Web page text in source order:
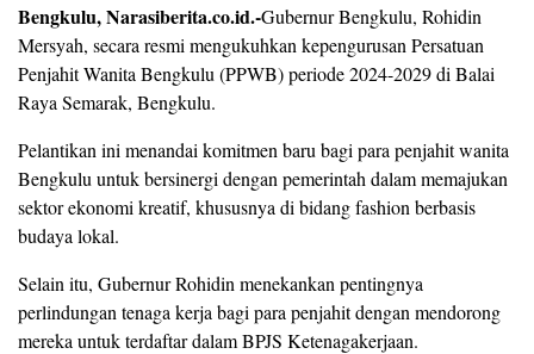
Bengkulu, Narasiberita.co.id.-Gubernur Bengkulu, Rohidin
Mersyah, secara resmi mengukuhkan kepengurusan Persatuan
Penjahit Wanita Bengkulu (PPWB) periode 2024-2029 di Balai
Raya Semarak, Bengkulu.
Pelantikan ini menandai komitmen baru bagi para penjahit wanita
Bengkulu untuk bersinergi dengan pemerintah dalam memajukan
sektor ekonomi kreatif, khususnya di bidang fashion berbasis
budaya lokal.
Selain itu, Gubernur Rohidin menekankan pentingnya
perlindungan tenaga kerja bagi para penjahit dengan mendorong
mereka untuk terdaftar dalam BPJS Ketenagakerjaan.